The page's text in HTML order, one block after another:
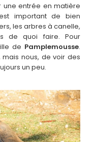
entrée en matière
important de bien
les arbres à canelle,
de quoi faire. Pour
de Pamplemousse.
mais nous, de voir des
un peu.